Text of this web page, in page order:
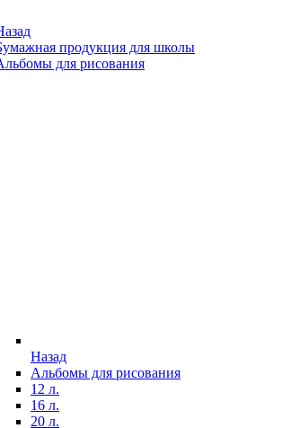
продукция для школы
для рисования
Назад
Альбомы для рисования
12 л.
16 л.
20 л.